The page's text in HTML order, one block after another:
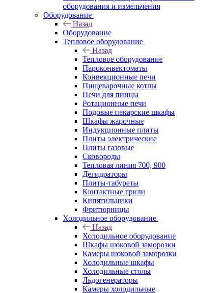
оборудования и измельчения
Оборудование
Назад
Оборудование
Тепловое оборудование
Назад
Тепловое оборудование
Пароконвектоматы
Конвекционные печи
Пищеварочные котлы
Печи для пиццы
Ротационные печи
Подовые пекарские шкафы
Шкафы жарочные
Индукционные плиты
Плиты электрические
Плиты газовые
Сковороды
Тепловая линия 700, 900
Дегидраторы
Плиты-табуреты
Контактные грили
Кипятильники
Фритюрницы
Холодильное оборудование
Назад
Холодильное оборудование
Шкафы шоковой заморозки
Камеры шоковой заморозки
Холодильные шкафы
Холодильные столы
Льдогенераторы
Камеры холодильные